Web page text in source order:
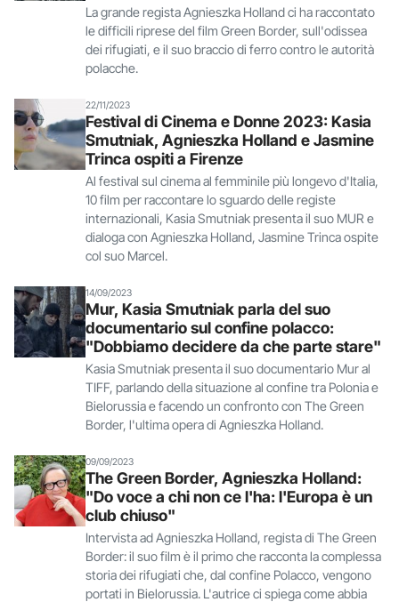
La grande regista Agnieszka Holland ci ha raccontato
le difficili riprese del film Green Border, sull'odissea
dei rifugiati, e il suo braccio di ferro contro le autorità
polacche.
22/11/2023
Festival di Cinema e Donne 2023: Kasia
Smutniak, Agnieszka Holland e Jasmine
Trinca ospiti a Firenze
Al festival sul cinema al femminile più longevo d'Italia,
10 film per raccontare lo sguardo delle registe
internazionali, Kasia Smutniak presenta il suo MUR e
dialoga con Agnieszka Holland, Jasmine Trinca ospite
col suo Marcel.
14/09/2023
Mur, Kasia Smutniak parla del suo
documentario sul confine polacco:
"Dobbiamo decidere da che parte stare"
Kasia Smutniak presenta il suo documentario Mur al
TIFF, parlando della situazione al confine tra Polonia e
Bielorussia e facendo un confronto con The Green
Border, l'ultima opera di Agnieszka Holland.
09/09/2023
The Green Border, Agnieszka Holland:
"Do voce a chi non ce l'ha: l'Europa è un
club chiuso"
Intervista ad Agnieszka Holland, regista di The Green
Border: il suo film è il primo che racconta la complessa
storia dei rifugiati che, dal confine Polacco, vengono
portati in Bielorussia. L'autrice ci spiega come abbia